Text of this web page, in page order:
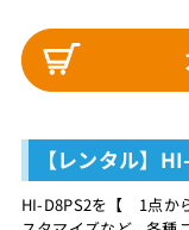
【レンタル】
HI-D8PS2を【 1点か